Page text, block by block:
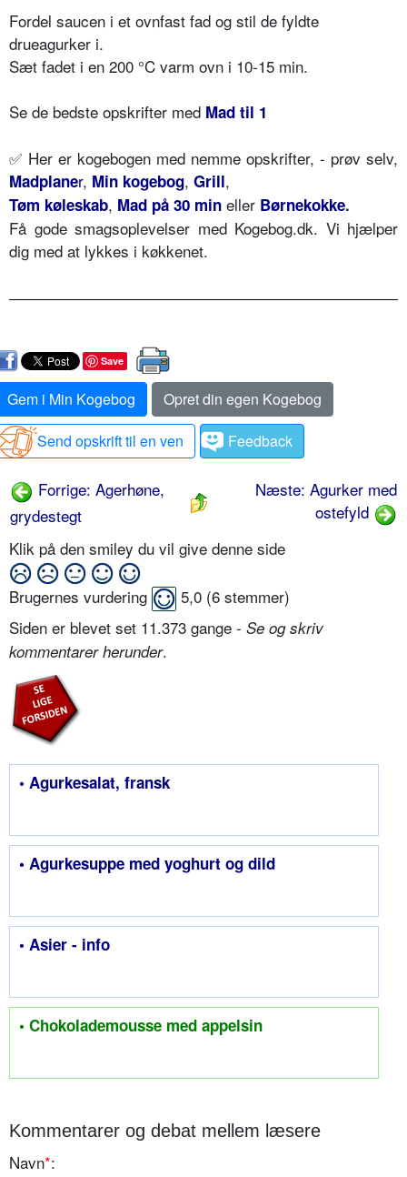
Fordel saucen i et ovnfast fad og stil de fyldte
drueagurker i.
Sæt fadet i en 200 °C varm ovn i 10-15 min.
Se de bedste opskrifter med Mad til 1
✅ Her er kogebogen med nemme opskrifter, - prøv selv,
Madplaner, Min kogebog, Grill,
Tøm køleskab, Mad på 30 min eller Børnekokke.
Få gode smagsoplevelser med Kogebog.dk. Vi hjælper
dig med at lykkes i køkkenet.
Save
Gem i Min Kogebog
Opret din egen Kogebog
Send opskrift til en ven
Feedback
Forrige: Agerhøne,
grydestegt
Næste: Agurker med
ostefyld
Klik på den smiley du vil give denne side
Brugernes vurdering 5,0 (6 stemmer)
Siden er blevet set 11.373 gange - Se og skriv
kommentarer herunder.
• Agurkesalat, fransk
• Agurkesuppe med yoghurt og dild
• Asier - info
• Chokolademousse med appelsin
Kommentarer og debat mellem læsere
Navn*: